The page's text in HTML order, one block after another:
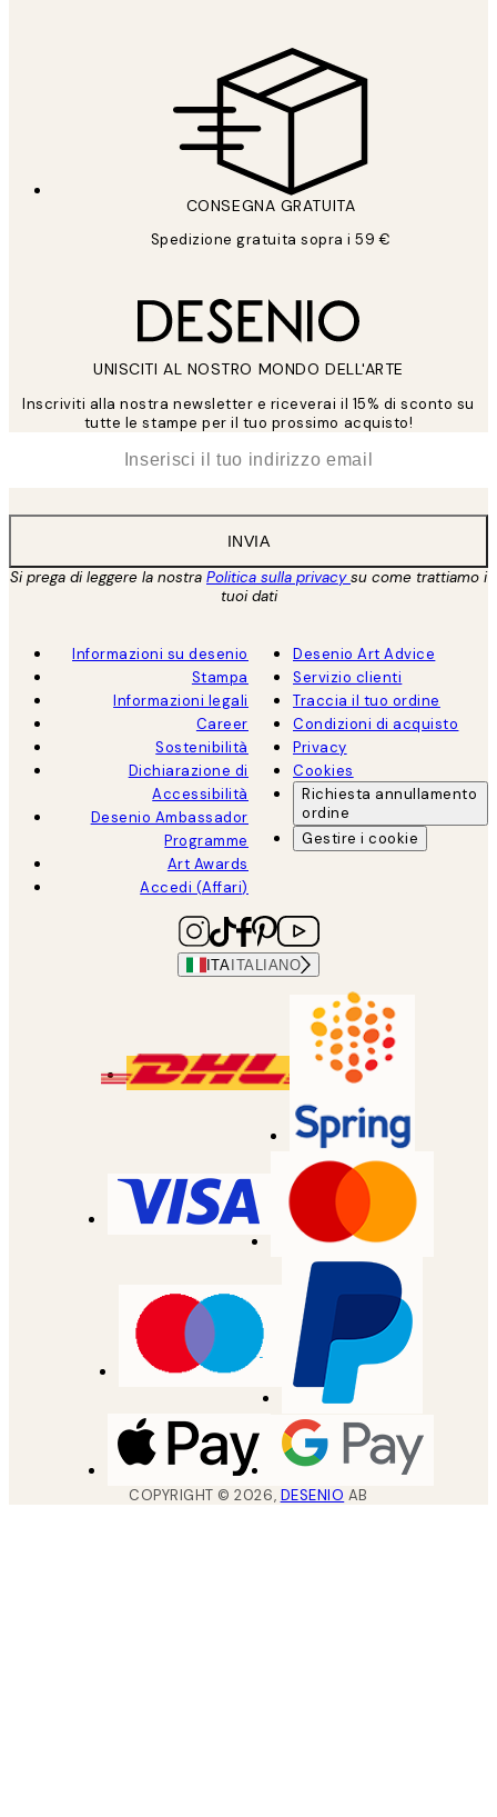
CONSEGNA GRATUITA
Spedizione gratuita sopra i 59 €
UNISCITI AL NOSTRO MONDO DELL'ARTE
Inscriviti alla nostra newsletter e riceverai il 15% di sconto su
tutte le stampe per il tuo prossimo acquisto!
INVIA
Si prega di leggere la nostra Politica sulla privacysu come trattiamo i
tuoi dati
Informazioni su desenio
Stampa
Informazioni legali
Career
Sostenibilità
Dichiarazione di
Accessibilità
Desenio Ambassador
Programme
Art Awards
Accedi (Affari)
Desenio Art Advice
Servizio clienti
Traccia il tuo ordine
Condizioni di acquisto
Privacy
Cookies
Richiesta annullamento
ordine
Gestire i cookie
ITA ITALIANO
COPYRIGHT ©2026, DESENIO AB